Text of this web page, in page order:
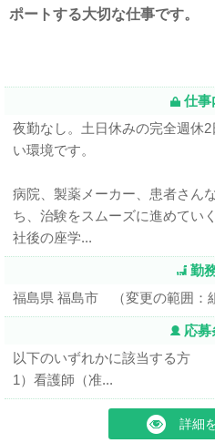
ポートする大切な仕事です。
仕事
夜勤なし。土日休みの完全週休
い環境です。
病院、製薬メーカー、患者さん
ち、治験をスムーズに進めてい
社後の座学...
勤
福島県 福島市 （変更の範囲：
応募
以下のいずれかに該当する方
1）看護師（准...
詳細